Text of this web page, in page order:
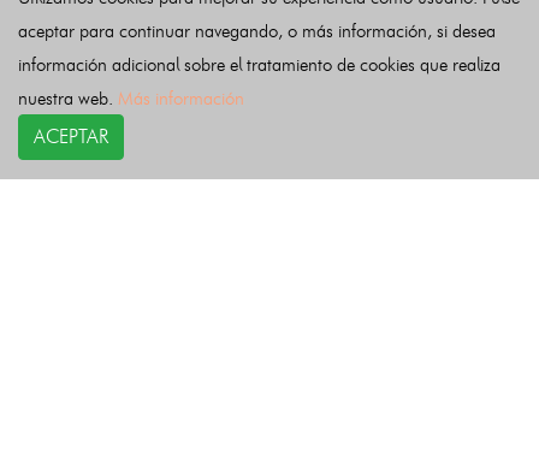
Últimas noticias
aceptar para continuar navegando, o más información, si desea
información adicional sobre el tratamiento de cookies que realiza
nuestra web. Más información
ACEPTAR